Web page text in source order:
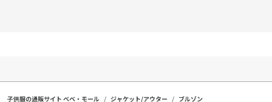
子供服の通販サイト ベベ・モール ジャケット/アウター ブルゾン